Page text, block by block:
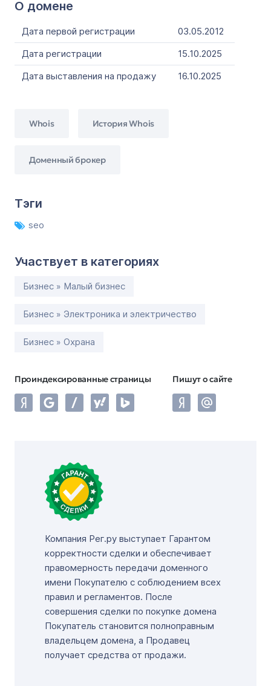
О домене
Дата первой регистрации
03.05.2012
Дата регистрации
15.10.2025
Дата выставления на продажу
16.10.2025
Whois История Whois
Доменный брокер
Тэги
seo
Участвует в категориях
Бизнес » Малый бизнес
Бизнес » Электроника и электричество
Бизнес » Охрана
Проиндексированные страницы Пишут о сайте
Компания Рег.ру выступает Гарантом
корректности сделки и обеспечивает
правомерность передачи доменного
имени Покупателю с соблюдением всех
правил и регламентов. После
совершения сделки по покупке домена
Покупатель становится полноправным
владельцем домена, а Продавец
получает средства от продажи.